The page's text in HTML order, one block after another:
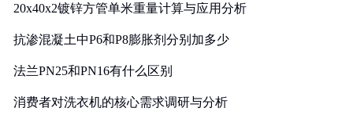
20x40x2镀锌方管单米重量计算与应用分析
抗渗混凝土中P6和P8膨胀剂分别加多少
法兰PN25和PN16有什么区别
消费者对洗衣机的核心需求调研与分析